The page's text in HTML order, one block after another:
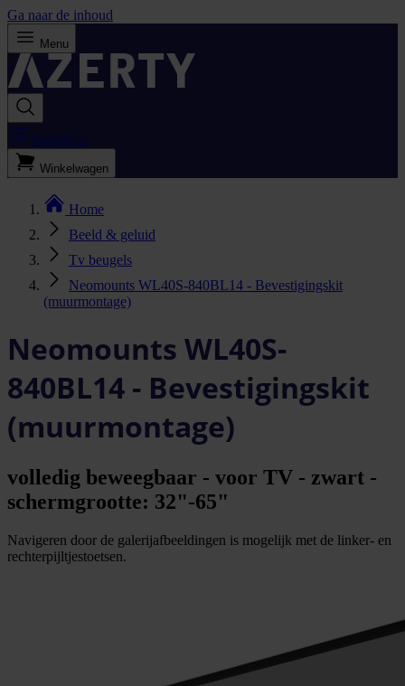
Ga naar de inhoud
Menu
Bestellijst
Winkelwagen
Home
Beeld & geluid
Tv beugels
Neomounts WL40S-840BL14 - Bevestigingskit
(muurmontage)
Neomounts WL40S-
840BL14 - Bevestigingskit
(muurmontage)
volledig beweegbaar - voor TV - zwart -
schermgrootte: 32"-65"
Navigeren door de galerijafbeeldingen is mogelijk met de linker- en
rechterpijltjestoetsen.